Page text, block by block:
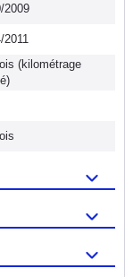
2009
2011
(kilométrage